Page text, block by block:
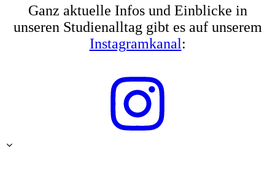
Ganz aktuelle Infos und Einblicke in
unseren Studienalltag gibt es auf unserem
Instagramkanal: